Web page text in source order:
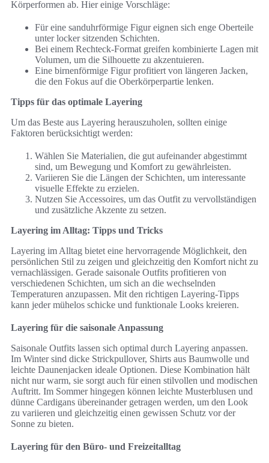
Körperformen ab. Hier einige Vorschläge:
Für eine sanduhrförmige Figur eignen sich enge Oberteile
unter locker sitzenden Schichten.
Bei einem Rechteck-Format greifen kombinierte Lagen mit
Volumen, um die Silhouette zu akzentuieren.
Eine birnenförmige Figur profitiert von längeren Jacken,
die den Fokus auf die Oberkörperpartie lenken.
Tipps für das optimale Layering
Um das Beste aus Layering herauszuholen, sollten einige
Faktoren berücksichtigt werden:
Wählen Sie Materialien, die gut aufeinander abgestimmt
sind, um Bewegung und Komfort zu gewährleisten.
Variieren Sie die Längen der Schichten, um interessante
visuelle Effekte zu erzielen.
Nutzen Sie Accessoires, um das Outfit zu vervollständigen
und zusätzliche Akzente zu setzen.
Layering im Alltag: Tipps und Tricks
Layering im Alltag bietet eine hervorragende Möglichkeit, den
persönlichen Stil zu zeigen und gleichzeitig den Komfort nicht zu
vernachlässigen. Gerade saisonale Outfits profitieren von
verschiedenen Schichten, um sich an die wechselnden
Temperaturen anzupassen. Mit den richtigen Layering-Tipps
kann jeder mühelos schicke und funktionale Looks kreieren.
Layering für die saisonale Anpassung
Saisonale Outfits lassen sich optimal durch Layering anpassen.
Im Winter sind dicke Strickpullover, Shirts aus Baumwolle und
leichte Daunenjacken ideale Optionen. Diese Kombination hält
nicht nur warm, sie sorgt auch für einen stilvollen und modischen
Auftritt. Im Sommer hingegen können leichte Musterblusen und
dünne Cardigans übereinander getragen werden, um den Look
zu variieren und gleichzeitig einen gewissen Schutz vor der
Sonne zu bieten.
Layering für den Büro- und Freizeitalltag